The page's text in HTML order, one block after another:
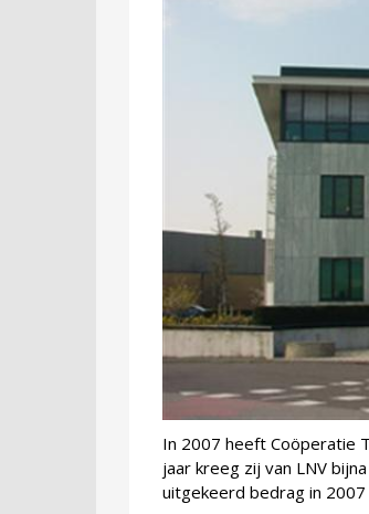
In 2007 heeft Coöperatie
jaar kreeg zij van LNV
uitgekeerd bedrag in 2007